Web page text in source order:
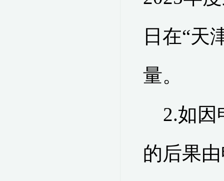
日在“天
量。
2.如因
的后果